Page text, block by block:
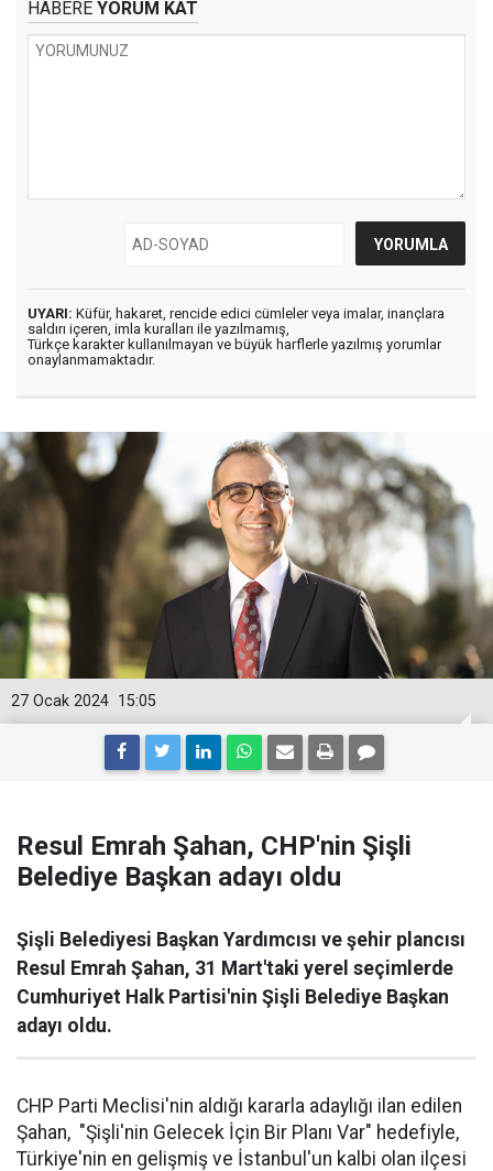
HABERE YORUM KAT
UYARI: Küfür, hakaret, rencide edici cümleler veya imalar, inançlara
saldırı içeren, imla kuralları ile yazılmamış,
Türkçe karakter kullanılmayan ve büyük harflerle yazılmış yorumlar
onaylanmamaktadır.
15:05
27 Ocak 2024
Resul Emrah Şahan, CHP'nin Şişli
Belediye Başkan adayı oldu
Şişli Belediyesi Başkan Yardımcısı ve şehir plancısı
Resul Emrah Şahan, 31 Mart'taki yerel seçimlerde
Cumhuriyet Halk Partisi'nin Şişli Belediye Başkan
adayı oldu.
CHP Parti Meclisi'nin aldığı kararla adaylığı ilan edilen
Şahan, "Şişli'nin Gelecek İçin Bir Planı Var" hedefiyle,
Türkiye'nin en gelişmiş ve İstanbul'un kalbi olan ilçesi